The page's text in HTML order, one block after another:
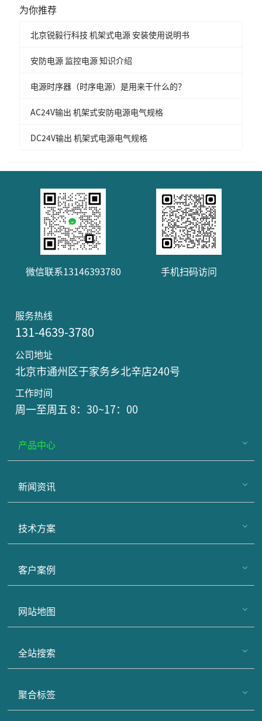
为你推荐
北京锐毅行科技 机架式电源 安装使用说明书
安防电源 监控电源 知识介绍
电源时序器（时序电源）是用来干什么的？
AC24V输出 机架式安防电源电气规格
DC24V输出 机架式电源电气规格
微信联系13146393780 手机扫码访问
服务热线
131-4639-3780
公司地址
北京市通州区于家务乡北辛店240号
工作时间
周一至周五 8：30~17：00
产品中心
新闻资讯
技术方案
客户案例
网站地图
全站搜索
聚合标签